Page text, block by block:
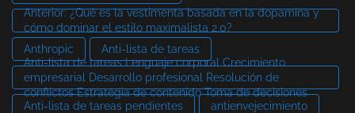
Anterior: ¿Qué es la vestimenta basada en la dopamina y
cómo dominar el estilo maximalista 2.0?
Anthropic
Anti-lista de tareas
Anti-lista de tareas Lenguaje corporal Crecimiento
empresarial Desarrollo profesional Resolución de
conflictos Estrategia de contenido Toma de decisiones
Anti-lista de tareas pendientes
antienvejecimiento